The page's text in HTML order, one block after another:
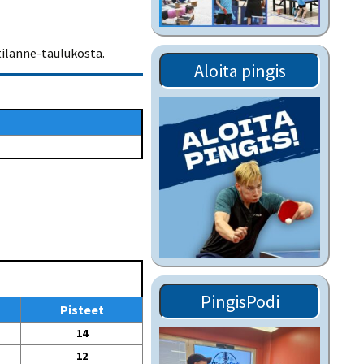
Viestitiedotteet
vanhoilta sivuilta
taulukosta.
Pisteet
14
12
Aloita pingis
PingisPodi